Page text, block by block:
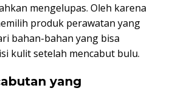
mengelupas. Oleh karena
produk perawatan yang
bahan-bahan yang bisa
kulit setelah mencabut bulu.
yang